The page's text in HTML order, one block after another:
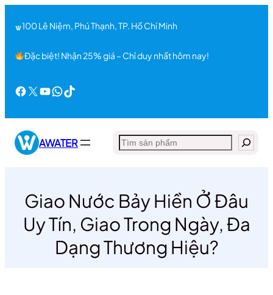
đến
nội
100 Lê Niệm, Phú Thạnh, TP. Hồ Chí Minh
Đặc biệt! Nhận 25% giá – Chỉ duy nhất hôm nay!
Facebook
X Youtube
WhatsApp
TikTok
AWATER Search
Giao Nước Bảy Hiền Ở Đâu
Uy Tín, Giao Trong Ngày, Đa
Dạng Thương Hiệu?